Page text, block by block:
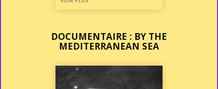
DOCUMENTAIRE : BY THE
MEDITERRANEAN SEA